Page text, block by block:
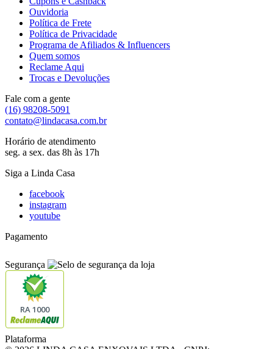
Ouvidoria
Política de Frete
Política de Privacidade
Programa de Afiliados & Influencers
Quem somos
Reclame Aqui
Trocas e Devoluções
Fale com a gente
(16) 98208-5091
contato@lindacasa.com.br
Horário de atendimento
seg. a sex. das 8h às 17h
Siga a Linda Casa
facebook
instagram
youtube
Pagamento
Segurança
RA 1000
Plataforma